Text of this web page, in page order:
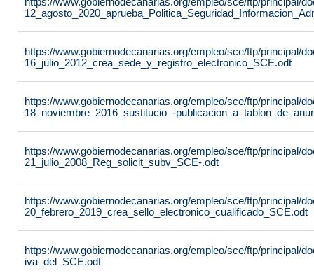
https://www.gobiernodecanarias.org/empleo/sce/ftp/principal/
16_julio_2012_crea_sede_y_registro_electronico_SCE.odt
https://www.gobiernodecanarias.org/empleo/sce/ftp/principal/
18_noviembre_2016_sustitucio_-
https://www.gobiernodecanarias.org/empleo/sce/ftp/principal/
21_julio_2008_Reg_solicit_subv_SCE-.odt
https://www.gobiernodecanarias.org/empleo/sce/ftp/principal/
20_febrero_2019_crea_sello_electronico_cualificado_SCE.odt
https://www.gobiernodecanarias.org/empleo/sce/ftp/principal/
iva_del_SCE.odt